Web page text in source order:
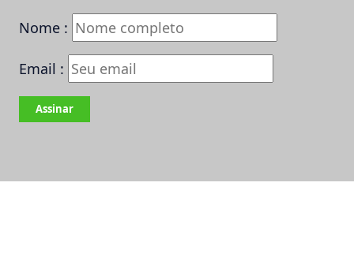
Nome :
Email :